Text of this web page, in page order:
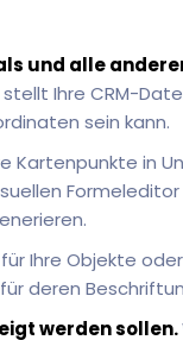
und alle
Ihre CRM-
sein kann.
Kartenpunkte in
Ihre Objekte
deren
werden sollen.